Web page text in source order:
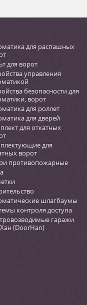
для распашных
для ворот
управления
безопасности для
ворот
для роллет
для дверей
для откатных
для
ворот
противопожарные
шлагбаумы
контроля доступа
гаражи
(DoorHan)